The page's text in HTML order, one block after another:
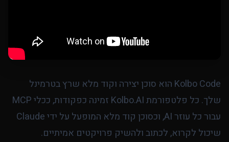
Kolbo Code הוא סוכן יצירה וקוד מלא שרץ בטרמינל
שלך. כל פלטפורמת Kolbo.AI זמינה כפקודות, ככלי MCP
עבור כל עוזר AI, וכסוכן קוד מלא המופעל על ידי Claude
שיכול לקרוא, לכתוב ולהשיק פרויקטים אמיתיים.